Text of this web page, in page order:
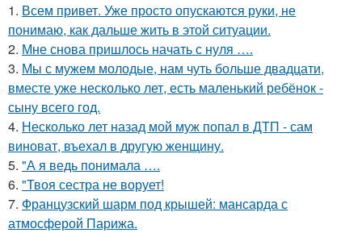
1. Всем привет. Уже просто опускаются руки, не
понимаю, как дальше жить в этой ситуации.
2. Мне снова пришлось начать с нуля ….
3. Мы с мужем молодые, нам чуть больше двадцати,
вместе уже несколько лет, есть маленький ребёнок -
сыну всего год.
4. Несколько лет назад мой муж попал в ДТП - сам
виноват, въехал в другую женщину.
5. "А я ведь понимала ….
6. "Твоя сестра не ворует!
7. Французский шарм под крышей: мансарда с
атмосферой Парижа.